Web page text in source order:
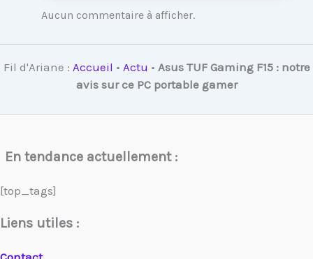
Aucun commentaire à afficher.
Fil d'Ariane : Accueil • Actu • Asus TUF Gaming F15 : notre
avis sur ce PC portable gamer
En tendance actuellement :
[top_tags]
Liens utiles :